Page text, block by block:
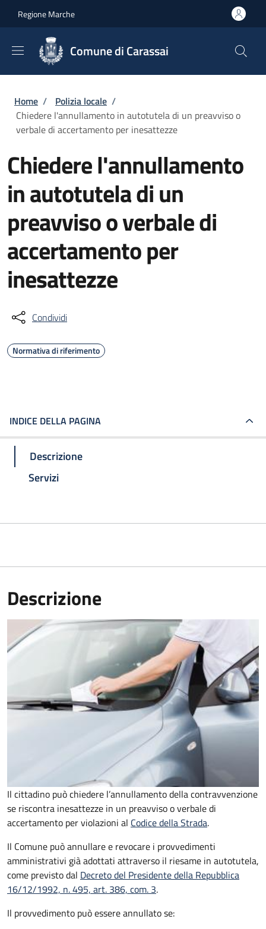
Regione Marche
Comune di Carassai
Briciole di pane
Home / Polizia locale /
Chiedere l'annullamento in autotutela di un preavviso o
verbale di accertamento per inesattezze
Chiedere l'annullamento
in autotutela di un
preavviso o verbale di
accertamento per
inesattezze
Condividi
Normativa di riferimento
INDICE DELLA PAGINA
Descrizione
Servizi
Descrizione
Il cittadino può chiedere l’annullamento della contravvenzione
se riscontra inesattezze in un preavviso o verbale di
accertamento per violazioni al Codice della Strada.
Il Comune può annullare e revocare i provvedimenti
amministrativi già adottati attraverso il riesame in autotutela,
come previsto dal Decreto del Presidente della Repubblica
16/12/1992, n. 495, art. 386, com. 3.
Il provvedimento può essere annullato se: